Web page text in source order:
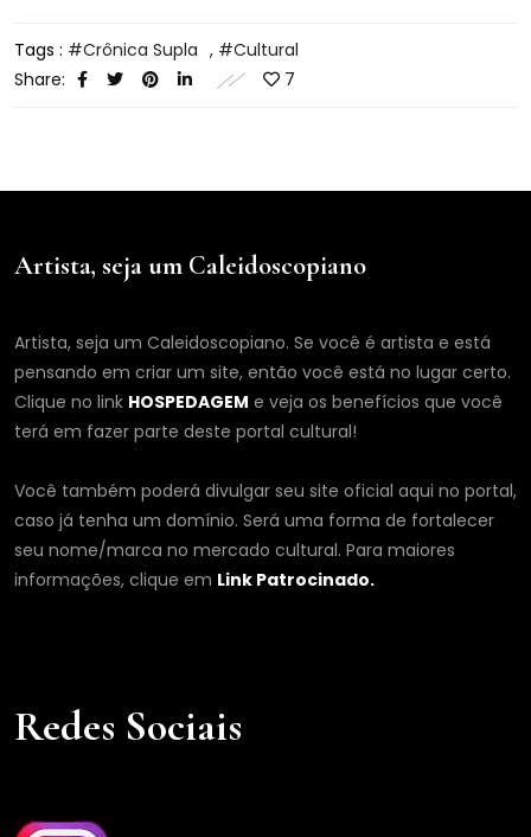
Tags : Crônica Supla ,
Cultural
Share:
7
Artista, seja um Caleidoscopiano
Artista, seja um Caleidoscopiano. Se você é artista e está
pensando em criar um site, então você está no lugar certo.
Clique no link HOSPEDAGEM e veja os benefícios que você
terá em fazer parte deste portal cultural!
Você também poderá divulgar seu site oficial aqui no portal,
caso já tenha um domínio. Será uma forma de fortalecer
seu nome/marca no mercado cultural. Para maiores
informações, clique em Link Patrocinado.
Redes Sociais